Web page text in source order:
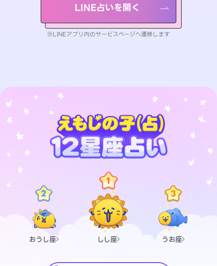
LINE占いを開く
※LINEアプリ内のサービスページへ遷移します
おうし座 しし座 うお座